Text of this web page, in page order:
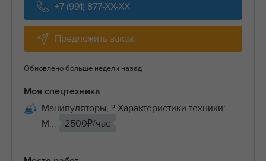
+7 (991) 877-XX-XX
Предложить заказ
Обновлено больше недели назад
Моя спецтехника
Манипуляторы, ? Характеристики техники: —
М...
2500₽/час